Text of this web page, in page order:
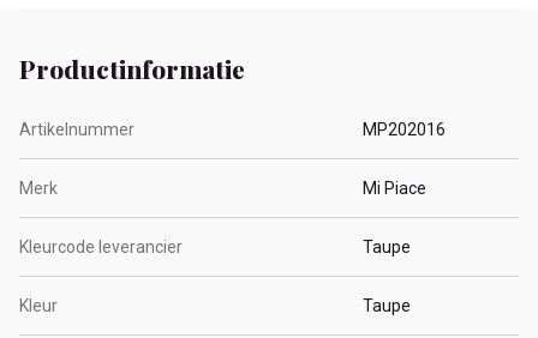
Productinformatie
Artikelnummer MP202016
Merk Mi Piace
Kleurcode leverancier Taupe
Kleur Taupe